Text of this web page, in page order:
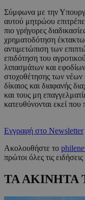
Σύμφωνα με την
αυτού μητρώου
πιο γρήγορες
χρηματοδότηση
αντιμετώπιση των
επιδότηση του
λιπασμάτων και
στοχοθέτησης των νέων
δίκαιος και διαφανής
και τους μη
κατευθύνονται εκεί
Εγγραφή στο Newsletter
Ακολουθήστε το
πρώτοι όλες τις
ΤΑ